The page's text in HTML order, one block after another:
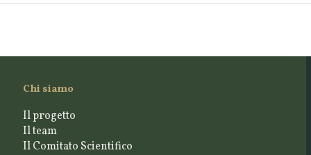
Chi siamo
Il progetto
Il team
Il Comitato Scientifico